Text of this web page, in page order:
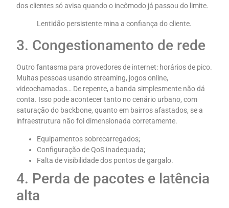
dos clientes só avisa quando o incômodo já passou do limite.
Lentidão persistente mina a confiança do cliente.
3. Congestionamento de rede
Outro fantasma para provedores de internet: horários de pico.
Muitas pessoas usando streaming, jogos online,
videochamadas… De repente, a banda simplesmente não dá
conta. Isso pode acontecer tanto no cenário urbano, com
saturação do backbone, quanto em bairros afastados, se a
infraestrutura não foi dimensionada corretamente.
Equipamentos sobrecarregados;
Configuração de QoS inadequada;
Falta de visibilidade dos pontos de gargalo.
4. Perda de pacotes e latência
alta